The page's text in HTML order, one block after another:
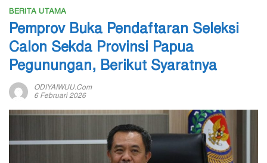
BERITA UTAMA
Pemprov Buka Pendaftaran Seleksi
Calon Sekda Provinsi Papua
Pegunungan, Berikut Syaratnya
ODIYAIWUU.com
6 Februari 2026